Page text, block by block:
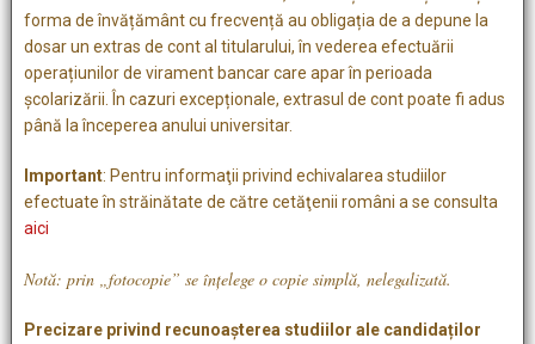
forma de învățământ cu frecvență au obligația de a depune la
dosar un extras de cont al titularului, în vederea efectuării
operațiunilor de virament bancar care apar în perioada
școlarizării. În cazuri excepționale, extrasul de cont poate fi adus
până la începerea anului universitar.
Important: Pentru informaţii privind echivalarea studiilor
efectuate în străinătate de către cetăţenii români a se consulta
aici
Notă: prin „fotocopie” se înţelege o copie simplă, nelegalizată.
Precizare privind recunoașterea studiilor ale candidaților